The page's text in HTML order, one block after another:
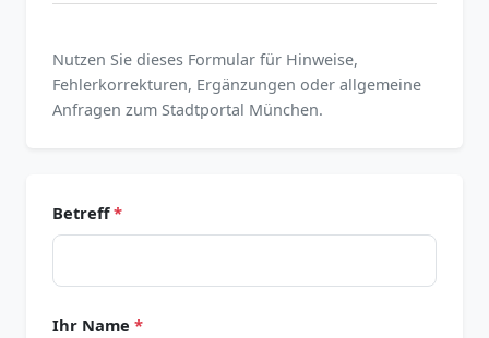
Nutzen Sie dieses Formular für Hinweise,
Fehlerkorrekturen, Ergänzungen oder allgemeine
Anfragen zum Stadtportal München.
Betreff*
Ihr Name *